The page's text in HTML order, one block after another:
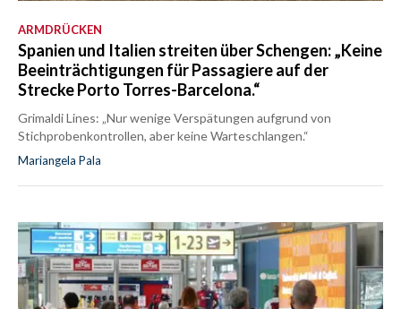
ARMDRÜCKEN
Spanien und Italien streiten über Schengen: „Keine
Beeinträchtigungen für Passagiere auf der
Strecke Porto Torres-Barcelona.“
Grimaldi Lines: „Nur wenige Verspätungen aufgrund von
Stichprobenkontrollen, aber keine Warteschlangen.“
Mariangela Pala